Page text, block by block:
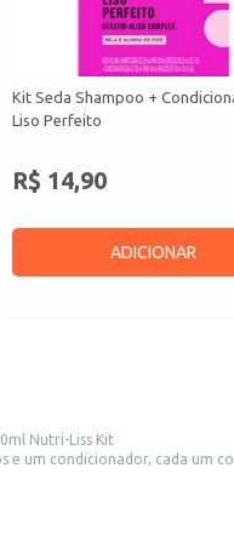
Kit Seda Shampoo +
Liso Perfeito
R$ 14,90
ADICIONAR
Nutri-Liss Kit
para revenda em diversos estabelecimentos comerciais, como